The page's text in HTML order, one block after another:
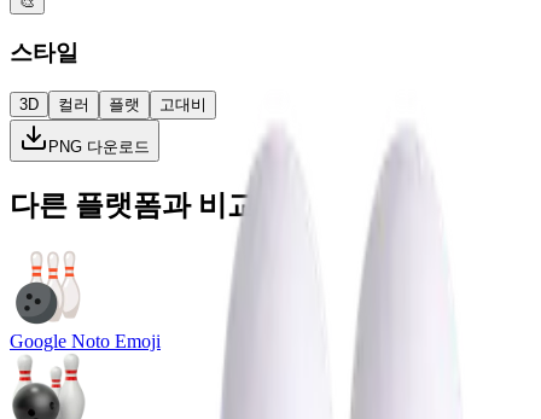
스타일
3D 컬러 플랫 고대비
PNG 다운로드
다른 플랫폼과 비교
Google Noto Emoji